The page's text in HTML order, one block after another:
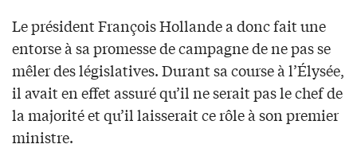
Le président François Hollande a donc fait une
entorse à sa promesse de campagne de ne pas se
mêler des législatives. Durant sa course à l’Élysée,
il avait en effet assuré qu’il ne serait pas le chef de
la majorité et qu’il laisserait ce rôle à son premier
ministre.